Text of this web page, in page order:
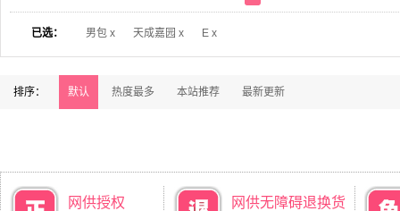
已选： 男包 x 天成嘉园 x E x
排序： 默认 热度最多 本站推荐 最新更新
网供授权 网供无障碍退换货